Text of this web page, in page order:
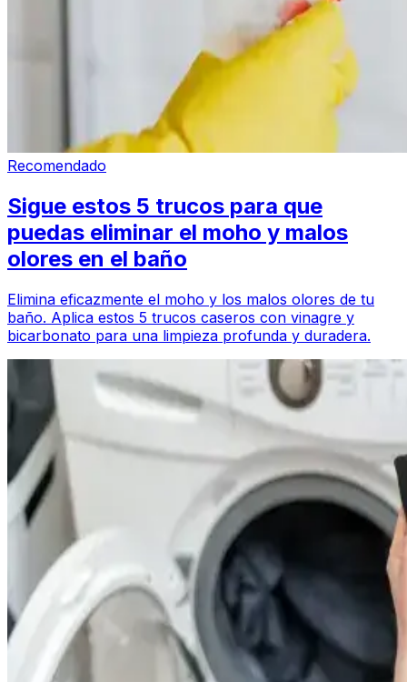
Recomendado
Sigue estos 5 trucos para que
puedas eliminar el moho y malos
olores en el baño
Elimina eficazmente el moho y los malos olores de tu
baño. Aplica estos 5 trucos caseros con vinagre y
bicarbonato para una limpieza profunda y duradera.